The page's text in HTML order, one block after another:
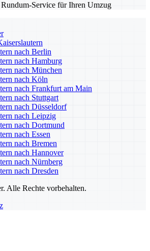
Service für Ihren Umzug
nach Berlin
nach Hamburg
nach München
nach Köln
nach Frankfurt am Main
nach Stuttgart
nach Düsseldorf
nach Leipzig
nach Dortmund
nach Essen
nach Bremen
nach Hannover
nach Nürnberg
nach Dresden
Alle Rechte vorbehalten.